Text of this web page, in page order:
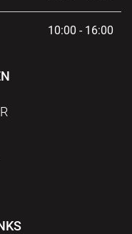
10:00 - 16:00